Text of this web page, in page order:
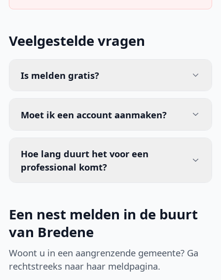
Veelgestelde vragen
Is melden gratis?
Moet ik een account aanmaken?
Hoe lang duurt het voor een
professional komt?
Een nest melden in de buurt
van Bredene
Woont u in een aangrenzende gemeente? Ga
rechtstreeks naar haar meldpagina.